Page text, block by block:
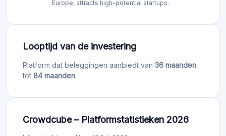
Europe, attracts high-potential startups.
Looptijd van de investering
Platform dat beleggingen aanbiedt van 36 maanden
tot 84 maanden.
Crowdcube – Platformstatistieken 2026